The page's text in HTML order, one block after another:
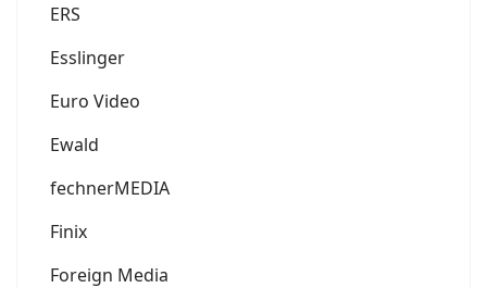
ERS
Esslinger
Euro Video
Ewald
fechnerMEDIA
Finix
Foreign Media